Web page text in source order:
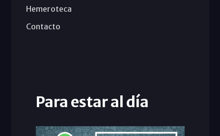
Hemeroteca
Contacto
Para estar al día